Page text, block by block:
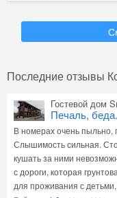
Последние отзывы
Гостевой дом
Печаль, беда.
В номерах очень пыльно,
Слышимость сильная.
кушать за ними
с дороги, которая
для проживания с